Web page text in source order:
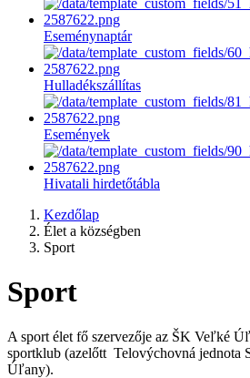
Eseménynaptár
Hulladékszállítas
Események
Hivatali hirdetőtábla
Kezdőlap
Élet a községben
Sport
Sport
A sport élet fő szervezője az ŠK Veľké
sportklub (azelőtt Telovýchovná jednota
Úľany).